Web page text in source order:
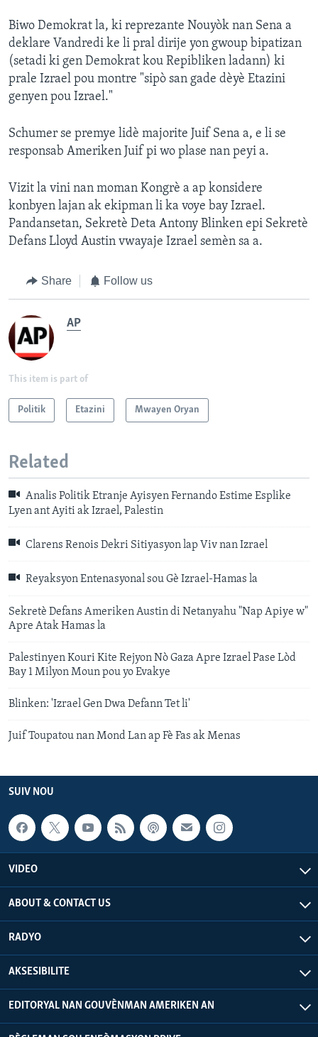
Biwo Demokrat la, ki reprezante Nouyòk nan Sena a
deklare Vandredi ke li pral dirije yon gwoup bipatizan
(setadi ki gen Demokrat kou Repibliken ladann) ki
prale Izrael pou montre "sipò san gade dèyè Etazini
genyen pou Izrael."
Schumer se premye lidè majorite Juif Sena a, e li se
responsab Ameriken Juif pi wo plase nan peyi a.
Vizit la vini nan moman Kongrè a ap konsidere
konbyen lajan ak ekipman li ka voye bay Izrael.
Pandansetan, Sekretè Deta Antony Blinken epi Sekretè
Defans Lloyd Austin vwayaje Izrael semèn sa a.
Share Follow us
AP
This item is part of
Politik Etazini Mwayen Oryan
Related
Analis Politik Etranje Ayisyen Fernando Estime Esplike
Lyen ant Ayiti ak Izrael, Palestin
Clarens Renois Dekri Sitiyasyon lap Viv nan Izrael
Reyaksyon Entenasyonal sou Gè Izrael-Hamas la
Sekretè Defans Ameriken Austin di Netanyahu "Nap Apiye w"
Apre Atak Hamas la
Palestinyen Kouri Kite Rejyon Nò Gaza Apre Izrael Pase Lòd
Bay 1 Milyon Moun pou yo Evakye
Blinken: 'Izrael Gen Dwa Defann Tet li'
Juif Toupatou nan Mond Lan ap Fè Fas ak Menas
SUIV NOU
VIDEO
ABOUT & CONTACT US
RADYO
AKSESIBILITE
EDITORYAL NAN GOUVÈNMAN AMERIKEN AN